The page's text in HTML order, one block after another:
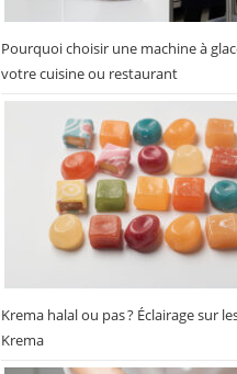
Pourquoi choisir une machine à
votre cuisine ou restaurant
Krema halal ou pas ? Éclairage sur
Krema